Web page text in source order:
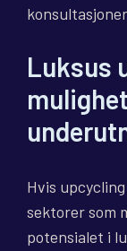
Luksus
Hvis
sektorer som
potensialet i